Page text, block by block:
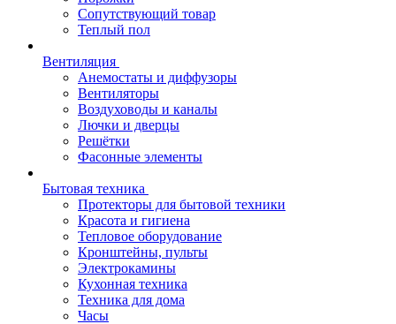
Сопутствующий товар
Теплый пол
Вентиляция
Анемостаты и диффузоры
Вентиляторы
Воздуховоды и каналы
Лючки и дверцы
Решётки
Фасонные элементы
Бытовая техника
Протекторы для бытовой техники
Красота и гигиена
Тепловое оборудование
Кронштейны, пульты
Электрокамины
Кухонная техника
Техника для дома
Часы